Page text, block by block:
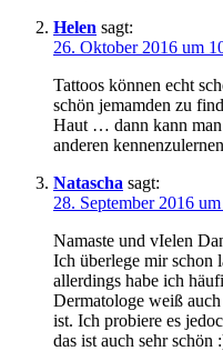
Helen sagt:
26. Oktober 2016 um
Tattoos können echt
schön jemamden zu
Haut … dann kann man
anderen
Natascha sagt:
28. September 2016
Namaste und vIelen
Ich überlege mir schon
allerdings habe ich
Dermatologe weiß
ist. Ich probiere es
das ist auch sehr schön